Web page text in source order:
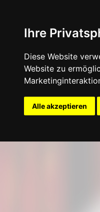
Ihre
Diese Website
Website zu
Alle akzeptieren
Startseite